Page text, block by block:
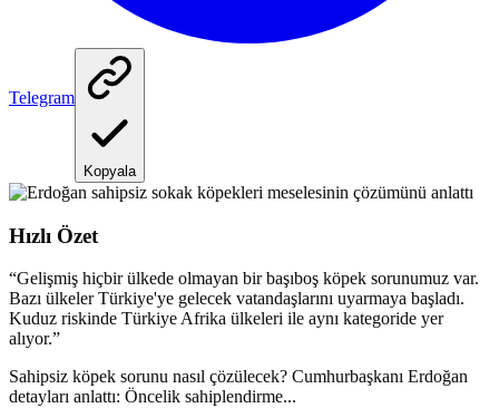
Telegram
Kopyala
Hızlı Özet
“Gelişmiş hiçbir ülkede olmayan bir başıboş köpek sorunumuz var.
Bazı ülkeler Türkiye'ye gelecek vatandaşlarını uyarmaya başladı.
Kuduz riskinde Türkiye Afrika ülkeleri ile aynı kategoride yer
alıyor.”
Sahipsiz köpek sorunu nasıl çözülecek? Cumhurbaşkanı Erdoğan
detayları anlattı: Öncelik sahiplendirme...